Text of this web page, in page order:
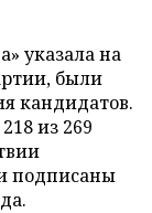
указала на
были
кандидатов.
из 269
подписаны